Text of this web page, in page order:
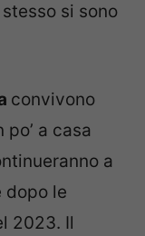
si sono
convivono
a casa
a
dopo le
2023. Il